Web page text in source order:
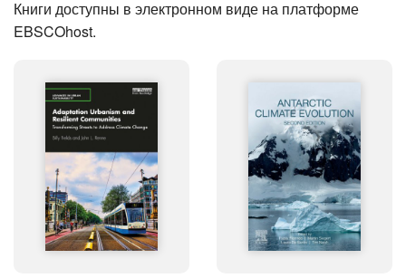
Книги доступны в электронном виде на платформе
EBSCOhost.